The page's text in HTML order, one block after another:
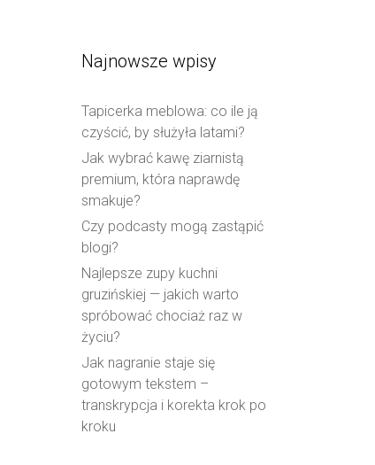
Najnowsze wpisy
Tapicerka meblowa: co ile ją
czyścić, by służyła latami?
Jak wybrać kawę ziarnistą
premium, która naprawdę
smakuje?
Czy podcasty mogą zastąpić
blogi?
Najlepsze zupy kuchni
gruzińskiej — jakich warto
spróbować chociaż raz w
życiu?
Jak nagranie staje się
gotowym tekstem –
transkrypcja i korekta krok po
kroku